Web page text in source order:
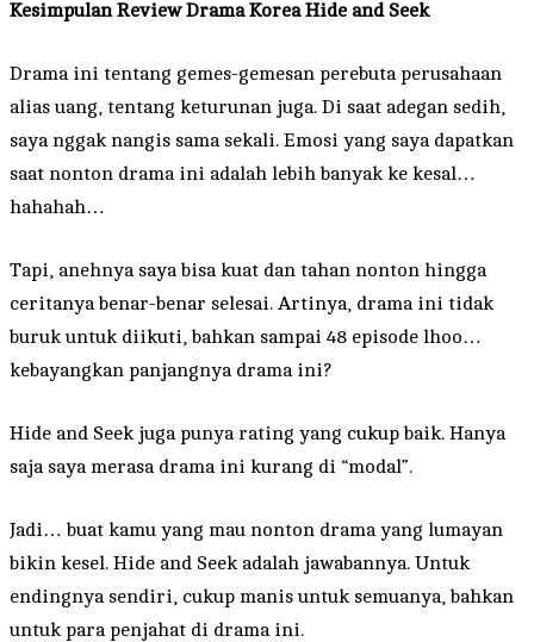
Kesimpulan Review Drama Korea Hide and Seek
Drama ini tentang gemes-gemesan perebuta perusahaan
alias uang, tentang keturunan juga. Di saat adegan sedih,
saya nggak nangis sama sekali. Emosi yang saya dapatkan
saat nonton drama ini adalah lebih banyak ke kesal…
hahahah…
Tapi, anehnya saya bisa kuat dan tahan nonton hingga
ceritanya benar-benar selesai. Artinya, drama ini tidak
buruk untuk diikuti, bahkan sampai 48 episode lhoo…
kebayangkan panjangnya drama ini?
Hide and Seek juga punya rating yang cukup baik. Hanya
saja saya merasa drama ini kurang di “modal”.
Jadi… buat kamu yang mau nonton drama yang lumayan
bikin kesel. Hide and Seek adalah jawabannya. Untuk
endingnya sendiri, cukup manis untuk semuanya, bahkan
untuk para penjahat di drama ini.